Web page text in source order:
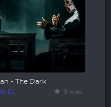
9 vues
- The Dark
DL